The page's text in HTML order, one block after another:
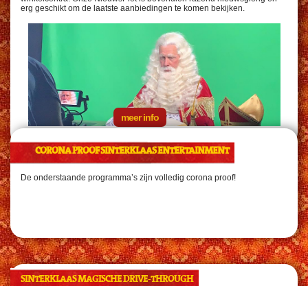
erg geschikt om de laatste aanbiedingen te komen bekijken.
meer info
CORONA PROOF SINTERKLAAS ENTERTAINMENT
De onderstaande programma’s zijn volledig corona proof!
SINTERKLAAS MAGISCHE DRIVE-THROUGH